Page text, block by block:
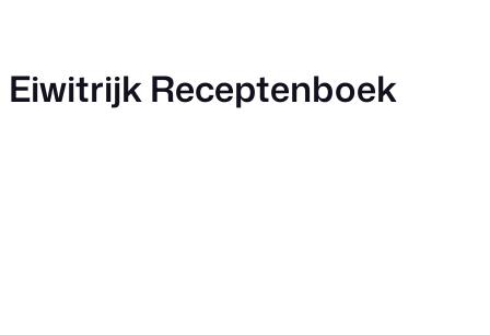
inhoud
Eiwitrijk Receptenboek